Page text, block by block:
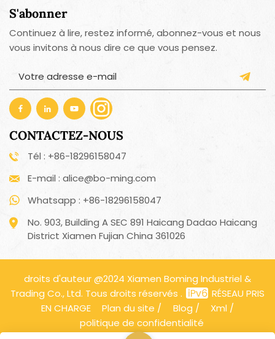
S'abonner
Continuez à lire, restez informé, abonnez-vous et nous
vous invitons à nous dire ce que vous pensez.
CONTACTEZ-NOUS
Tél : +86-18296158047
E-mail : alice@bo-ming.com
Whatsapp : +86-18296158047
No. 903, Building A SEC 891 Haicang Dadao Haicang
District Xiamen Fujian China 361026
droits d'auteur @2024 Xiamen Boming Industriel &
Trading Co., Ltd. Tous droits réservés .
RÉSEAU PRIS
EN CHARGE
Plan du site / Blog / Xml /
politique de confidentialité